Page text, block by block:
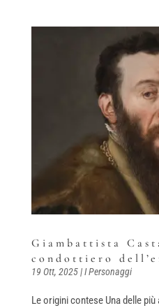
Giambattista
condottiero
19 Ott, 2025|I Personaggi
Le origini contese Una delle